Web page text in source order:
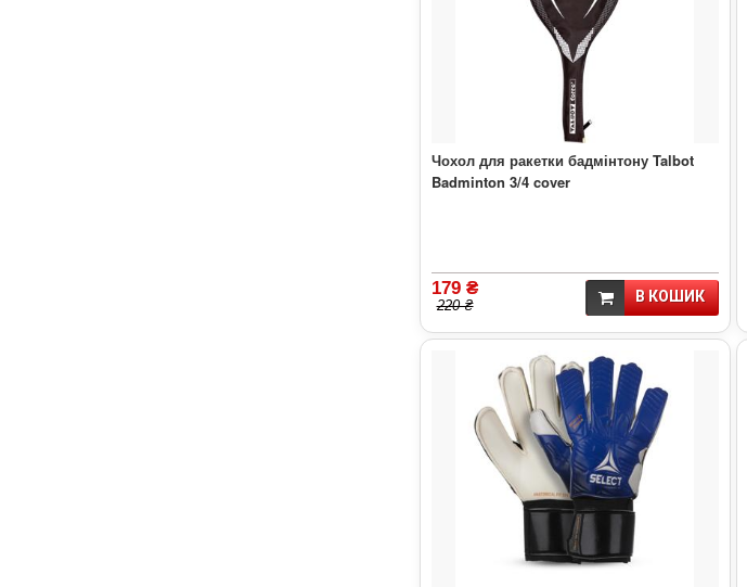
Чохол для ракетки бадмінтону Talbot
Badminton 3/4 cover
179 ₴
220 ₴
В КОШИК